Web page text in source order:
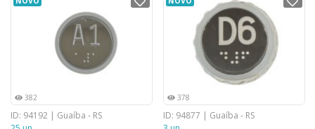
382
ID: 94192 | Guaíba - RS
378
ID: 94877 | Guaíba - RS